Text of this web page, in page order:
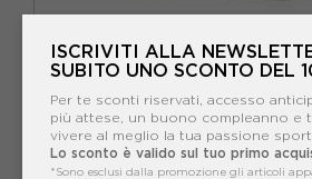
HEAD
HEAD RAPTOR WCR 120 BIANCO
-30%
ISCRIVITI ALLA
SUBITO UNO SCONTO DEL
Per te sconti riservati, accesso
più attese, un buono compleanno e
vivere al meglio la tua passione
Lo sconto è valido sul tuo primo
*Sono esclusi dalla promozione gli articoli